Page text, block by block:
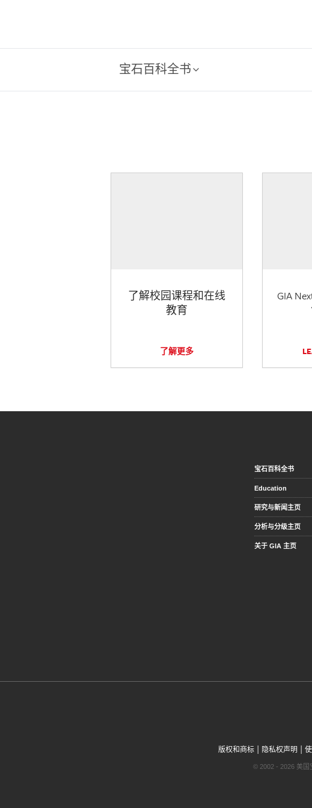
宝石百科全书
了解校园课程和在线
教育
了解更多
GIA
宝石百科全书
Education
研究与新闻主页
分析与分级主页
关于 GIA 主页
版权和商标 | 隐私权声明 |
© 2002 - 2026 美国